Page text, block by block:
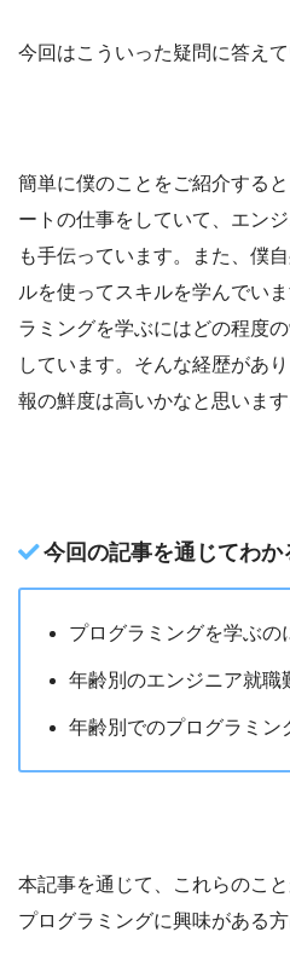
今回はこういった疑問に答えて
簡単に僕のことをご紹介する
ートの仕事をしていて、エン
も手伝っています。また、僕
ルを使ってスキルを学んでい
ラミングを学ぶにはどの程度
しています。そんな経歴があ
報の鮮度は高いかなと思います
今回の記事を通じてわか
プログラミングを学ぶの
年齢別のエンジニア就職
年齢別でのプログラミン
本記事を通じて、これらのこ
プログラミングに興味がある方